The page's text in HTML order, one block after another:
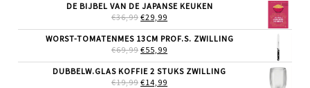
DE BIJBEL VAN DE JAPANSE KEUKEN
€36,99 OORSPRONKELIJKE
WAS:
€36,99.
€29,99
IS:
WORST-TOMATENMES 13CM PROF.S. ZWILLING
€69,99 OORSPRONKELIJKE
WAS:
€69,99.
€55,99
IS:
DUBBELW.GLAS KOFFIE 2 STUKS ZWILLING
€19,99 OORSPRONKELIJKE
€14,99